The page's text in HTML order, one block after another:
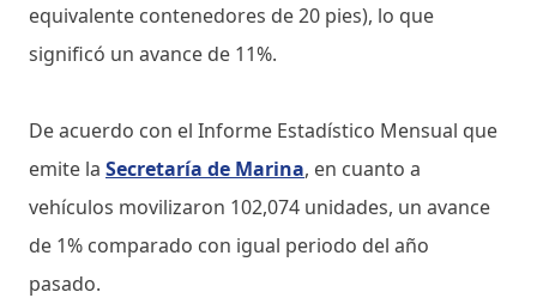
equivalente contenedores de 20 pies), lo que
significó un avance de 11%.
De acuerdo con el Informe Estadístico Mensual que
emite la Secretaría de Marina, en cuanto a
vehículos movilizaron 102,074 unidades, un avance
de 1% comparado con igual periodo del año
pasado.